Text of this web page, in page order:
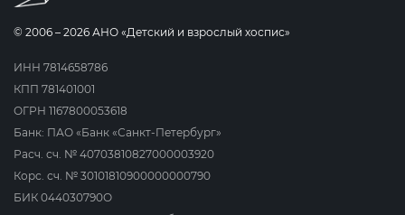
© 2006 – 2026 АНО «Детский и взрослый хоспис»
ИНН 7814658786
КПП 781401001
ОГРН 1167800053618
Банк: ПАО «Банк «Санкт-Петербург»
Расч. сч. № 40703810827000003920
Корс. сч. № 30101810900000000790
БИК 044030790О